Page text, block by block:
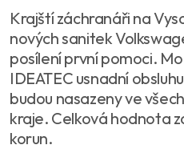
Krajští záchranáři na
nových sanitek
posílení první pomoci.
IDEATEC usnadní
budou nasazeny ve
kraje. Celková hodnota
korun.